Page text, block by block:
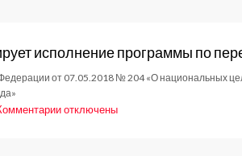
исполнение программы по
от 07.05.2018 № 204 «О национальных
котключены